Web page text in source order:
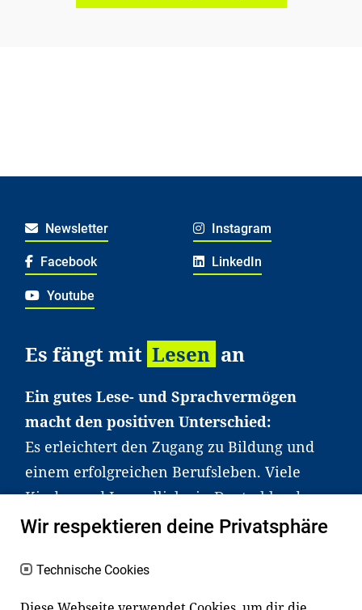
Newsletter Instagram
Facebook LinkedIn
Youtube
Es fängt mit Lesen an
Ein gutes Lese- und Sprachvermögen
macht den positiven Unterschied:
Es erleichtert den Zugang zu Bildung und
einem erfolgreichen Berufsleben. Viele
Kinder und Jugendliche in Deutschland
haben aber große Schwierigkeiten dabei.
an Familien sowie an Erzieher*innen,
Wir respektieren deine Privatsphäre
Technische Cookies